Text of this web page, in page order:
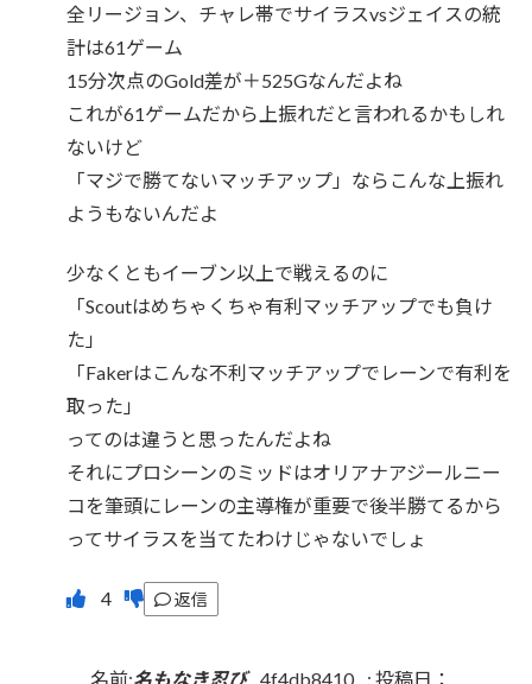
全リージョン、チャレ帯でサイラスvsジェイスの統
計は61ゲーム
15分次点のGold差が＋525Gなんだよね
これが61ゲームだから上振れだと言われるかもしれ
ないけど
「マジで勝てないマッチアップ」ならこんな上振れ
ようもないんだよ
少なくともイーブン以上で戦えるのに
「Scoutはめちゃくちゃ有利マッチアップでも負け
た」
「Fakerはこんな不利マッチアップでレーンで有利を
取った」
ってのは違うと思ったんだよね
それにプロシーンのミッドはオリアナアジールニー
コを筆頭にレーンの主導権が重要で後半勝てるから
ってサイラスを当てたわけじゃないでしょ
返信
名前:名もなき忍び 4f4db8410 : 投稿日：